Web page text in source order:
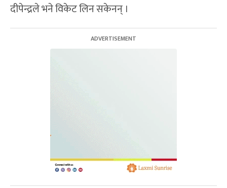
दीपेन्द्रले भने विकेट लिन सकेनन् ।